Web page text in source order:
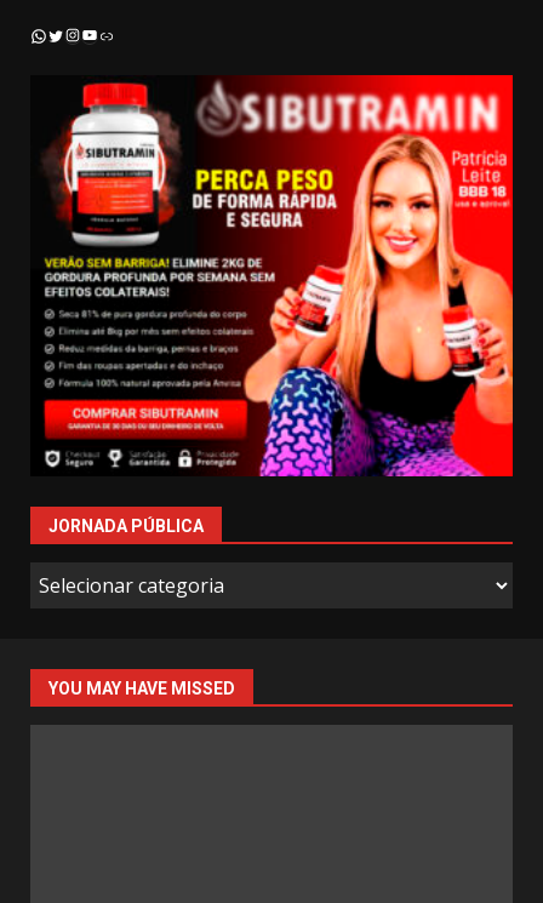
WhatsApp
Twitter
Instagram
YouTube
Link
JORNADA PÚBLICA
Jornada
Pública
YOU MAY HAVE MISSED